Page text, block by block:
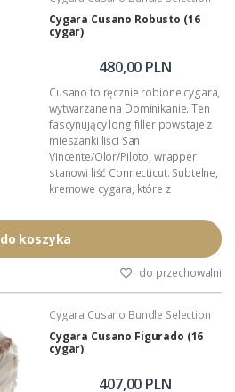
Cygara Cusano Robusto (16
cygar)
480,00 PLN
Cusano to ręcznie robione cygara,
wytwarzane na Dominikanie. Ten
fascynujący long filler powstaje z
mieszanki liści San
Vincente/Olor/Piloto, wrapper
stanowi liść Connecticut. Subtelne,
kremowe cygara, które z
wytrawnym i początkującym
Palaczom.
do koszyka
do przechowalni
Cygara Cusano Bundle Selection
Cygara Cusano Figurado (16
cygar)
407,00 PLN